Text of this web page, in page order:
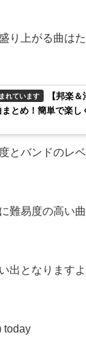
り上がる曲は
れています
【邦楽
とめ！簡単で楽し
とバンドのレ
難易度の高い
出となります
today